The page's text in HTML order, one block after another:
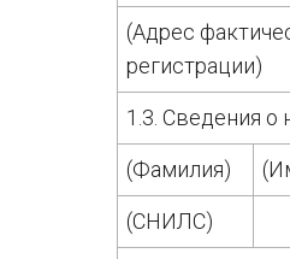
(Адрес
регистрации)
1.3. Сведения о
(Фамилия)
(СНИЛС)